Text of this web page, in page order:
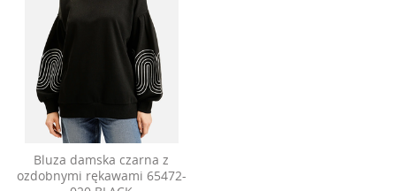
Bluza damska czarna z
ozdobnymi rękawami 65472-